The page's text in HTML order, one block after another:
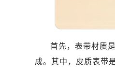
首先，表带材质
成。其中，皮质表带